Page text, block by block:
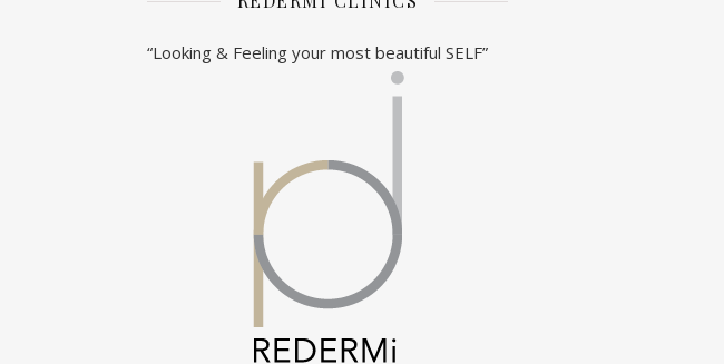
“Looking & Feeling your most beautiful SELF”